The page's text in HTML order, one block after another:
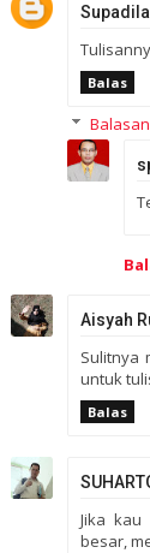
Balas
Balasan
Aisyah
Sulitnya
untuk
Balas
Jika
besar,